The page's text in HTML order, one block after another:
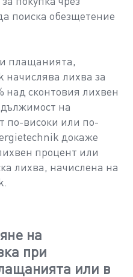
поиска обезщетение
плащанията,
лихва за
над сконтовия лихвен
на
по-високи или по-
докаже
процент или
лихва, начислена на
на
при
или в